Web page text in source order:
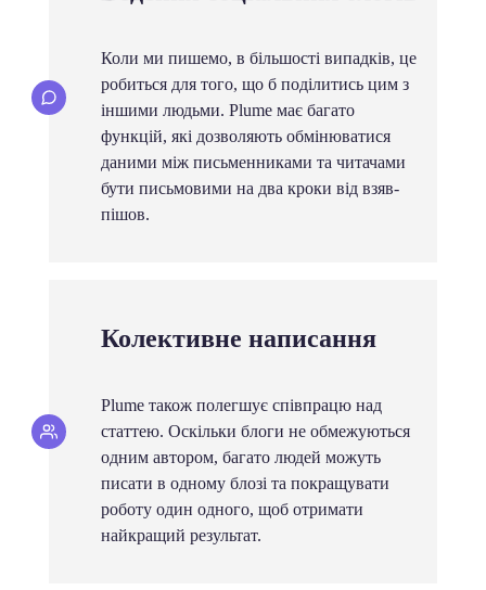
Коли ми пишемо, в більшості випадків, це
робиться для того, що б поділитись цим з
іншими людьми. Plume має багато
функцій, які дозволяють обмінюватися
даними між письменниками та читачами
бути письмовими на два кроки від взяв-
пішов.
Колективне написання
Plume також полегшує співпрацю над
статтею. Оскільки блоги не обмежуються
одним автором, багато людей можуть
писати в одному блозі та покращувати
роботу один одного, щоб отримати
найкращий результат.